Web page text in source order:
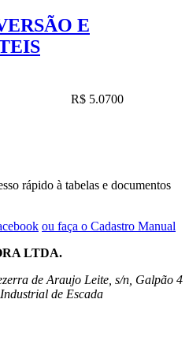
E
R$ 5.0700
rápido à tabelas e documentos
ou faça o Cadastro Manual
LTDA.
de Araujo Leite, s/n, Galpão 4
de Escada